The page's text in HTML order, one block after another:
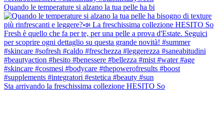
Quando le temperature si alzano la tua pelle ha bi
Sta arrivando la freschissima collezione HESITO So